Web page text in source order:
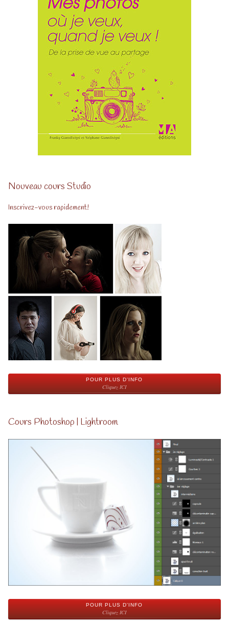
Nouveau cours Studio
Inscrivez-vous rapidement!
POUR PLUS D'INFO
Cliquez ICI
Cours Photoshop | Lightroom
POUR PLUS D'INFO
Cliquez ICI